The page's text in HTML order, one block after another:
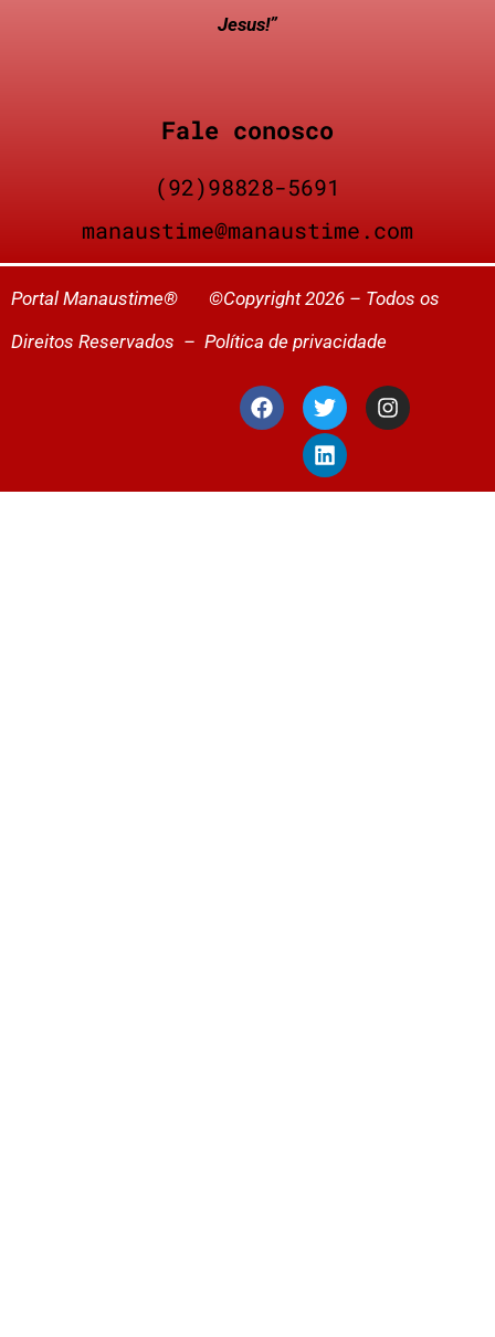
Jesus!”
Fale conosco
(92)98828-5691
manaustime@manaustime.com
Portal Manaustime® ©Copyright 2026 – Todos os
Direitos Reservados – Política de privacidade